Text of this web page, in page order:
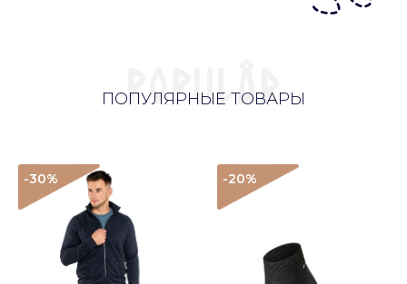
ПОПУЛЯРНЫЕ ТОВАРЫ
-30% -20%